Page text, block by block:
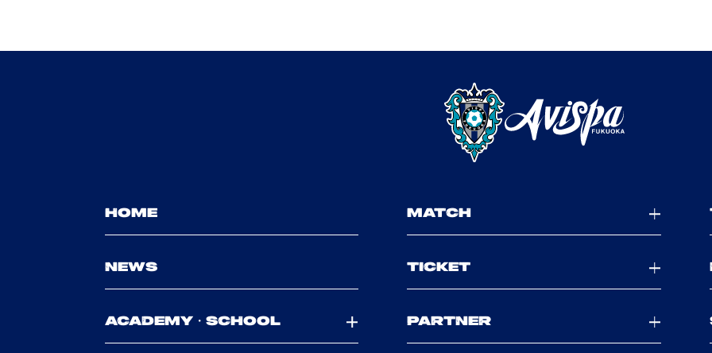
HOME MATCH
NEWS TICKET
ACADEMY・SCHOOL PARTNER